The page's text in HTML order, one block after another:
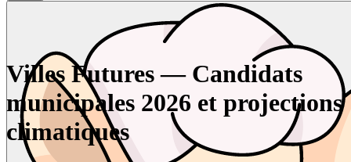
Villes Futures — Candidats
municipales 2026 et projections
climatiques